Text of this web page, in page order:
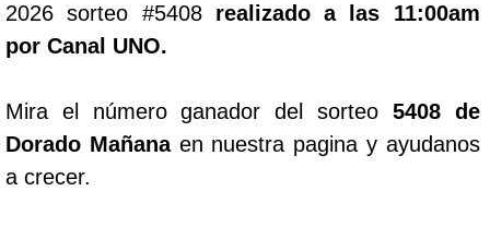
2026 sorteo #5408 realizado a las 11:00am
por Canal UNO.
Mira el número ganador del sorteo 5408 de
Dorado Mañanaen nuestra pagina y ayudanos
a crecer.